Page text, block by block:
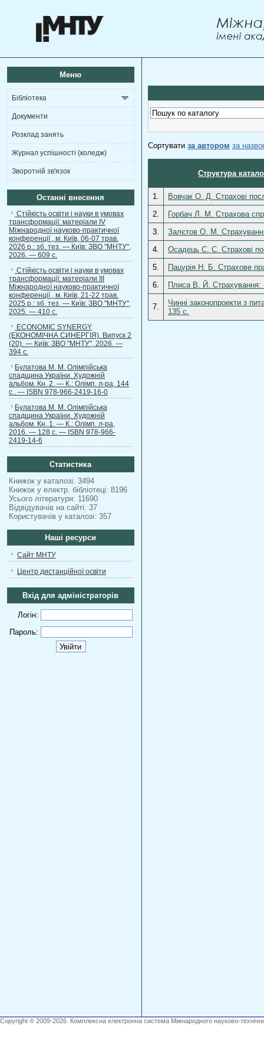
Меню
Бібліотека
Документи
Розклад занять
Журнал успішності (коледж)
Зворотній зв'язок
Останні внесення
Стійкість освіти і науки в умовах
трансформації: матеріали ІV
Міжнародної науково-практичної
конференції , м. Київ, 06-07 трав.
2026 р.: зб. тез. — Київ: ЗВО "МНТУ",
2026. — 609 с.
Стійкість освіти і науки в умовах
трансформації: матеріали ІІІ
Міжнародної науково-практичної
конференції , м. Київ, 21-22 трав.
2025 р.: зб. тез. — Київ: ЗВО "МНТУ",
2025. — 410 с.
ECONOMIC SYNERGY
(ЕКОНОМІЧНА СИНЕРГІЯ). Випуск 2
(20). — Київ: ЗВО "МНТУ", 2026. —
394 с.
Булатова М. М. Олімпійська
спадщина України. Художній
альбом. Кн. 2. — К.: Олімп. л-ра, 144
с.. — ISBN 978-966-2419-16-0
Булатова М. М. Олімпійська
спадщина України. Художній
альбом. Кн. 1. — К.: Олімп. л-ра,
2016. — 128 с. — ISBN 978-966-
2419-14-6
Статистика
Книжок у каталозі: 3494
Книжок у електр. бібліотеці: 8196
Усього літератури: 11690
Відвідувачів на сайті: 37
Користувачів у каталозі: 357
Наші ресурси
Сайт МНТУ
Центр дистанційної освіти
Вхід для адміністраторів
Логін:
Пароль:
Сортувати за автором за
Структура
1.
Вовчак О. Д. Страхові
2.
Горбач Л. М. Страхова
3.
Залєтов О. М.
4.
Осадець С. С. Страхові
5.
Пацурія Н. Б. Страхове
6.
Плиса В. Й.
7.
Чинні законопроекти з
135 с.
Copyright ® 2009-2026. Комплексна електронна система Міжнародного науково-